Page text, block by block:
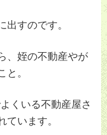
出すのです。
、姪の不動産やが
と。
くいる不動産屋さ
ています。